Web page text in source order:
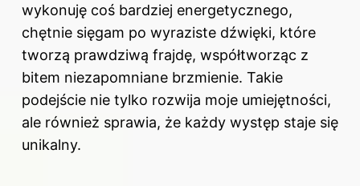
wykonuję coś bardziej energetycznego,
chętnie sięgam po wyraziste dźwięki, które
tworzą prawdziwą frajdę, współtworząc z
bitem niezapomniane brzmienie. Takie
podejście nie tylko rozwija moje umiejętności,
ale również sprawia, że każdy występ staje się
unikalny.